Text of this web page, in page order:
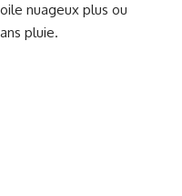
nuageux plus ou
pluie.